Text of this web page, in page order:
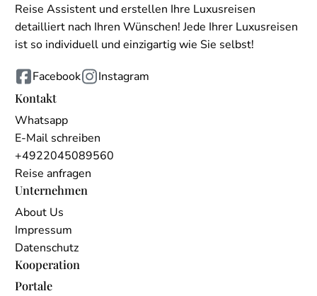
Reise Assistent und erstellen Ihre Luxusreisen
detailliert nach Ihren Wünschen! Jede Ihrer Luxusreisen
ist so individuell und einzigartig wie Sie selbst!
Facebook
Instagram
Kontakt
Whatsapp
E-Mail schreiben
+4922045089560
Reise anfragen
Unternehmen
About Us
Impressum
Datenschutz
Kooperation
Portale